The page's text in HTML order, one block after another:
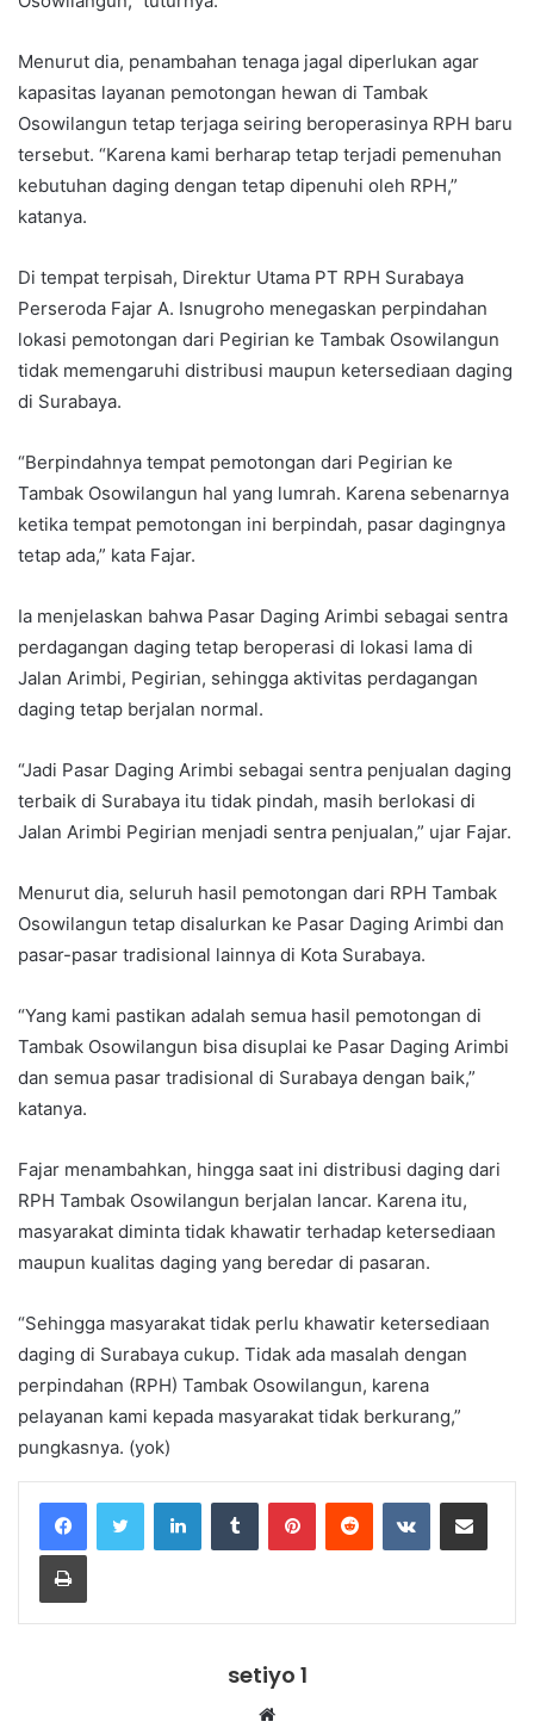
Menurut dia, penambahan tenaga jagal diperlukan agar
kapasitas layanan pemotongan hewan di Tambak
Osowilangun tetap terjaga seiring beroperasinya RPH baru
tersebut. “Karena kami berharap tetap terjadi pemenuhan
kebutuhan daging dengan tetap dipenuhi oleh RPH,”
katanya.
Di tempat terpisah, Direktur Utama PT RPH Surabaya
Perseroda Fajar A. Isnugroho menegaskan perpindahan
lokasi pemotongan dari Pegirian ke Tambak Osowilangun
tidak memengaruhi distribusi maupun ketersediaan daging
di Surabaya.
“Berpindahnya tempat pemotongan dari Pegirian ke
Tambak Osowilangun hal yang lumrah. Karena sebenarnya
ketika tempat pemotongan ini berpindah, pasar dagingnya
tetap ada,” kata Fajar.
Ia menjelaskan bahwa Pasar Daging Arimbi sebagai sentra
perdagangan daging tetap beroperasi di lokasi lama di
Jalan Arimbi, Pegirian, sehingga aktivitas perdagangan
daging tetap berjalan normal.
“Jadi Pasar Daging Arimbi sebagai sentra penjualan daging
terbaik di Surabaya itu tidak pindah, masih berlokasi di
Jalan Arimbi Pegirian menjadi sentra penjualan,” ujar Fajar.
Menurut dia, seluruh hasil pemotongan dari RPH Tambak
Osowilangun tetap disalurkan ke Pasar Daging Arimbi dan
pasar-pasar tradisional lainnya di Kota Surabaya.
“Yang kami pastikan adalah semua hasil pemotongan di
Tambak Osowilangun bisa disuplai ke Pasar Daging Arimbi
dan semua pasar tradisional di Surabaya dengan baik,”
katanya.
Fajar menambahkan, hingga saat ini distribusi daging dari
RPH Tambak Osowilangun berjalan lancar. Karena itu,
masyarakat diminta tidak khawatir terhadap ketersediaan
maupun kualitas daging yang beredar di pasaran.
“Sehingga masyarakat tidak perlu khawatir ketersediaan
daging di Surabaya cukup. Tidak ada masalah dengan
perpindahan (RPH) Tambak Osowilangun, karena
pelayanan kami kepada masyarakat tidak berkurang,”
pungkasnya. (yok)
LinkedInTumblr PinterestReddit VKontakteShare via Email
Print
setiyo 1
Website